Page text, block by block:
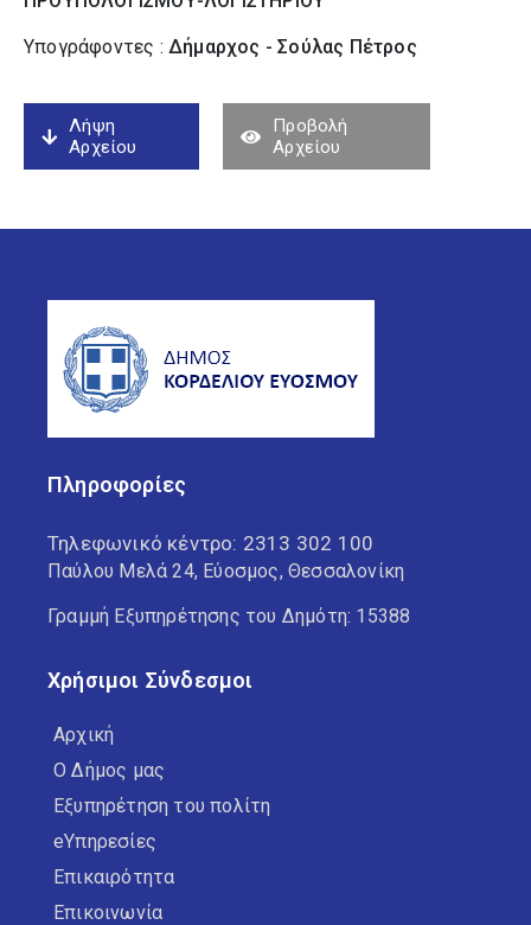
Υπογράφοντες : Δήμαρχος - Σούλας Πέτρος
Λήψη
Αρχείου
Προβολή
Αρχείου
Πληροφορίες
Τηλεφωνικό κέντρο: 2313 302 100
Παύλου Μελά 24, Εύοσμος, Θεσσαλονίκη
Γραμμή Εξυπηρέτησης του Δημότη: 15388
Χρήσιμοι Σύνδεσμοι
Αρχική
Ο Δήμος μας
Εξυπηρέτηση του πολίτη
eΥπηρεσίες
Επικαιρότητα
Επικοινωνία